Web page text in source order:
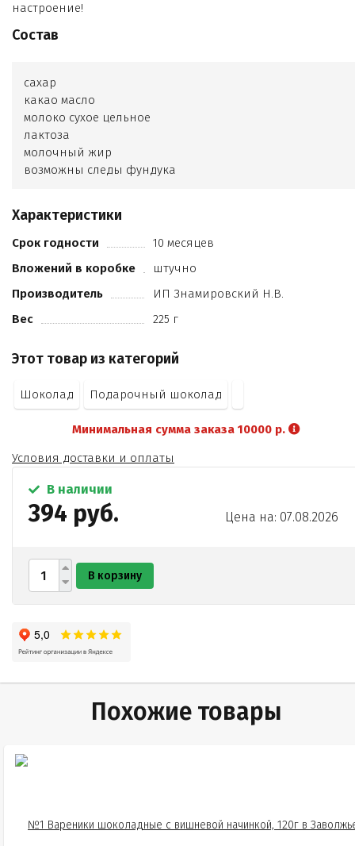
настроение!
Состав
сахар
какао масло
молоко сухое цельное
лактоза
молочный жир
возможны следы фундука
какао продуктов не менее 28%
кандурин
пищевой краситель.
Характеристики
Срок годности
10 месяцев
Вложений в коробке
штучно
Производитель
ИП Знамировский Н.В.
Вес
225 г
Этот товар из категорий
Шоколад Подарочный шоколад
Минимальная сумма заказа 10000 р.
Условия доставки и оплаты
В наличии
394 руб. Цена на: 07.08.2026
В корзину
Похожие товары